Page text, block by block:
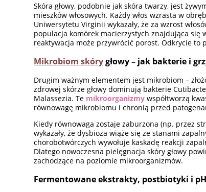
Skóra głowy, podobnie jak skóra twarzy, jest
mieszków włosowych. Każdy włos wzrasta w
Uniwersytetu Virginii wykazały, że za wzrost
populacja komórek macierzystych znajdująca się
reaktywacja może przywrócić porost. Odkrycie to
Mikrobiom skórygłowy – jak bakterie i
Drugim ważnym elementem jest mikrobiom –
zdrowej skórze głowy dominują bakterie
Malassezia. Te mikroorganizmy współtworzą
równowagę mikrobiomu i chronią przed
Kiedy równowaga zostaje zaburzona (np. przez
wykazały, że dysbioza wiąże się ze stanami
chorobotwórczych wywołuje kaskadę reakcji
Dlatego nowoczesna pielęgnacja skóry głowy
zachodzące na poziomie mikroorganizmów.
Fermentowane ekstrakty, postbiotyki i